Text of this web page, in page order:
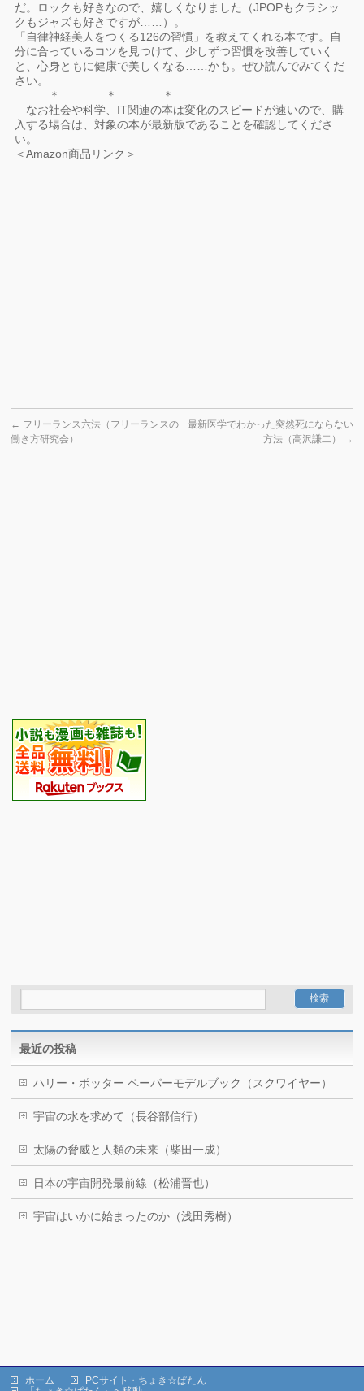
だ。ロックも好きなので、嬉しくなりました（JPOPもクラシッ
クもジャズも好きですが……）。
「自律神経美人をつくる126の習慣」を教えてくれる本です。自
分に合っているコツを見つけて、少しずつ習慣を改善していく
と、心身ともに健康で美しくなる……かも。ぜひ読んでみてくだ
さい。
＊ ＊ ＊
なお社会や科学、IT関連の本は変化のスピードが速いので、購
入する場合は、対象の本が最新版であることを確認してくださ
い。
＜Amazon商品リンク＞
← フリーランス六法（フリーランスの
働き方研究会）
最新医学でわかった突然死にならない
方法（高沢謙二）
→
最近の投稿
ハリー・ポッター ペーパーモデルブック（スクワイヤー）
宇宙の水を求めて（長谷部信行）
太陽の脅威と人類の未来（柴田一成）
日本の宇宙開発最前線（松浦晋也）
宇宙はいかに始まったのか（浅田秀樹）
ホーム
PCサイト・ちょき☆ぱたん